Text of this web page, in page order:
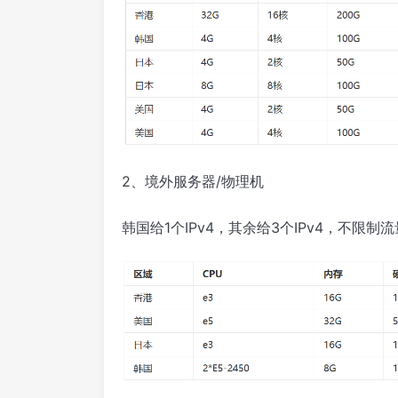
2、境外服务器/物理机
韩国给1个IPv4，其余给3个IPv4，不限制流